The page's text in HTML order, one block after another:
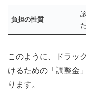
負担の性質
このように、ドラッ
けるための「調整金
ります。